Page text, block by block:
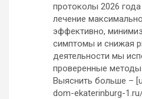
протоколы 2026
лечение
эффективно,
симптомы и снижая
деятельности мы
проверенные
Выяснить больше –
dom-ekaterinburg-